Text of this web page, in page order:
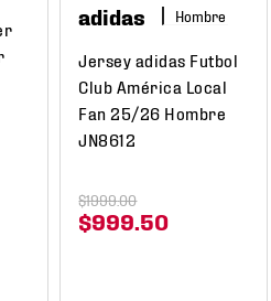
adidas Hombre
Jersey adidas Futbol
Club América Local
Fan 25/26 Hombre
JN8612
$999 50
$1999.00